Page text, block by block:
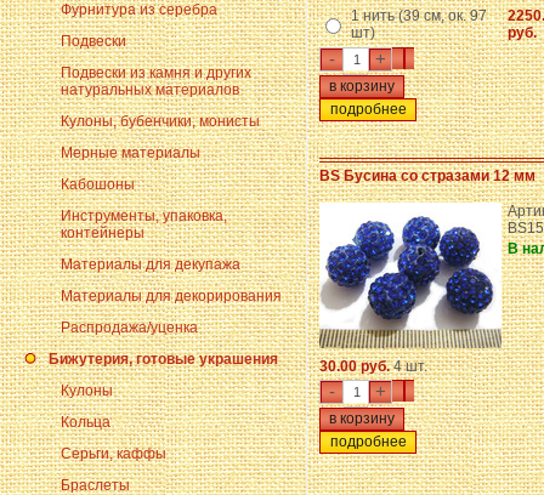
Фурнитура из серебра
Подвески
Подвески из камня и других
натуральных материалов
Кулоны, бубенчики, монисты
Мерные материалы
Кабошоны
Инструменты, упаковка,
контейнеры
Материалы для декупажа
Материалы для декорирования
Распродажа/уценка
Бижутерия, готовые украшения
Кулоны
Кольца
Серьги, каффы
Браслеты
1 нить (39 см, ок. 97
шт)
руб.
- +
подробнее
BS Бусина со стразами 12 мм
В
30.00 руб.4 шт.
- +
подробнее